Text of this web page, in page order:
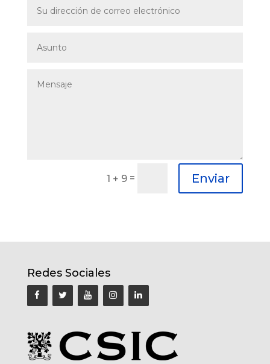
1 + 9 = Enviar
Redes Sociales